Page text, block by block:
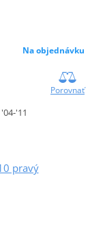
Na objednávku
Porovnať
'11
pravý